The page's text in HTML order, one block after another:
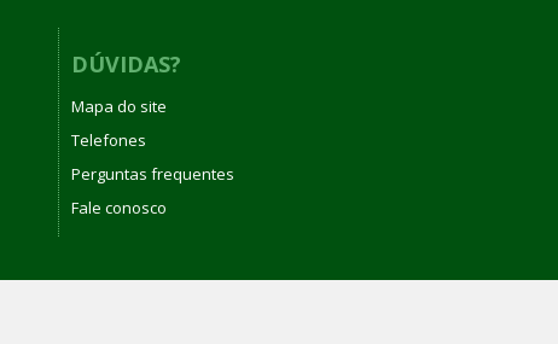
DÚVIDAS?
Mapa do site
Telefones
Perguntas frequentes
Fale conosco